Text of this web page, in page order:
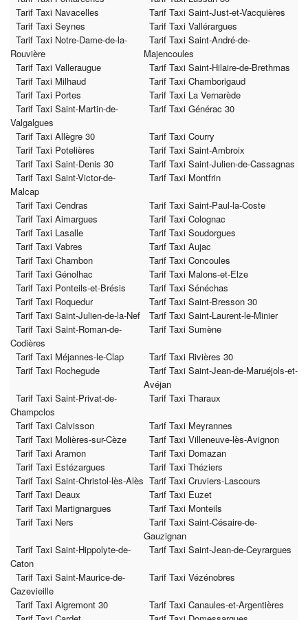
Tarif Taxi Navacelles
Tarif Taxi Saint-Just-et-Vacquières
Tarif Taxi Seynes
Tarif Taxi Vallérargues
Tarif Taxi Notre-Dame-de-la-
Rouvière
Tarif Taxi Saint-André-de-
Majencoules
Tarif Taxi Valleraugue
Tarif Taxi Saint-Hilaire-de-Brethmas
Tarif Taxi Milhaud
Tarif Taxi Chamborigaud
Tarif Taxi Portes
Tarif Taxi La Vernarède
Tarif Taxi Saint-Martin-de-
Valgalgues
Tarif Taxi Générac 30
Tarif Taxi Allègre 30
Tarif Taxi Courry
Tarif Taxi Potelières
Tarif Taxi Saint-Ambroix
Tarif Taxi Saint-Denis 30
Tarif Taxi Saint-Julien-de-Cassagnas
Tarif Taxi Saint-Victor-de-
Malcap
Tarif Taxi Montfrin
Tarif Taxi Cendras
Tarif Taxi Saint-Paul-la-Coste
Tarif Taxi Aimargues
Tarif Taxi Colognac
Tarif Taxi Lasalle
Tarif Taxi Soudorgues
Tarif Taxi Vabres
Tarif Taxi Aujac
Tarif Taxi Chambon
Tarif Taxi Concoules
Tarif Taxi Génolhac
Tarif Taxi Malons-et-Elze
Tarif Taxi Ponteils-et-Brésis
Tarif Taxi Sénéchas
Tarif Taxi Roquedur
Tarif Taxi Saint-Bresson 30
Tarif Taxi Saint-Julien-de-la-Nef
Tarif Taxi Saint-Laurent-le-Minier
Tarif Taxi Saint-Roman-de-
Codières
Tarif Taxi Sumène
Tarif Taxi Méjannes-le-Clap
Tarif Taxi Rivières 30
Tarif Taxi Rochegude
Tarif Taxi Saint-Jean-de-Maruéjols-et-
Avéjan
Tarif Taxi Saint-Privat-de-
Champclos
Tarif Taxi Tharaux
Tarif Taxi Calvisson
Tarif Taxi Meyrannes
Tarif Taxi Molières-sur-Cèze
Tarif Taxi Villeneuve-lès-Avignon
Tarif Taxi Aramon
Tarif Taxi Domazan
Tarif Taxi Estézargues
Tarif Taxi Théziers
Tarif Taxi Saint-Christol-lès-Alès Tarif Taxi Cruviers-Lascours
Tarif Taxi Deaux
Tarif Taxi Euzet
Tarif Taxi Martignargues
Tarif Taxi Monteils
Tarif Taxi Ners
Tarif Taxi Saint-Césaire-de-
Gauzignan
Tarif Taxi Saint-Hippolyte-de-
Caton
Tarif Taxi Saint-Jean-de-Ceyrargues
Tarif Taxi Saint-Maurice-de-
Cazevieille
Tarif Taxi Vézénobres
Tarif Taxi Aigremont 30
Tarif Taxi Canaules-et-Argentières